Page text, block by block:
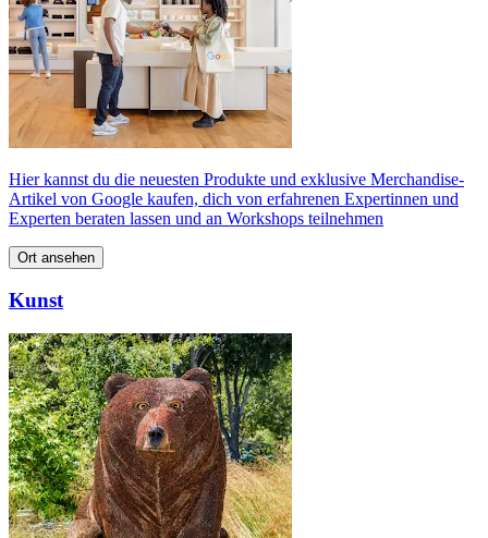
Hier kannst du die neuesten Produkte und exklusive Merchandise-
Artikel von Google kaufen, dich von erfahrenen Expertinnen und
Experten beraten lassen und an Workshops teilnehmen
Ort ansehen
Kunst